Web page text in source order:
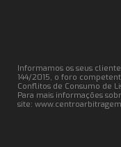
Informamos os seus
144/2015, o foro
Conflitos de Consumo de
Para mais informações
site: